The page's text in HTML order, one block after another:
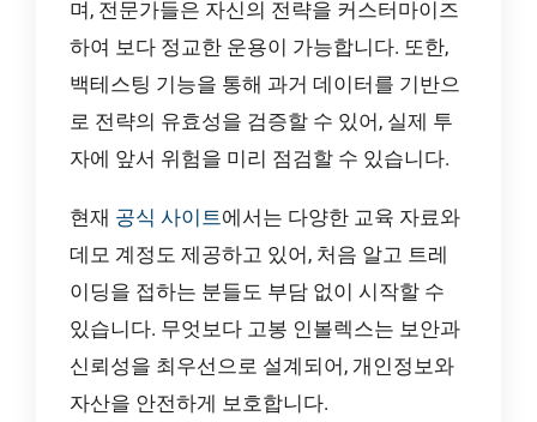
며, 전문가들은 자신의 전략을 커스터마이즈
하여 보다 정교한 운용이 가능합니다. 또한,
백테스팅 기능을 통해 과거 데이터를 기반으
로 전략의 유효성을 검증할 수 있어, 실제 투
자에 앞서 위험을 미리 점검할 수 있습니다.
현재 공식 사이트에서는 다양한 교육 자료와
데모 계정도 제공하고 있어, 처음 알고 트레
이딩을 접하는 분들도 부담 없이 시작할 수
있습니다. 무엇보다 고봉 인볼렉스는 보안과
신뢰성을 최우선으로 설계되어, 개인정보와
자산을 안전하게 보호합니다.